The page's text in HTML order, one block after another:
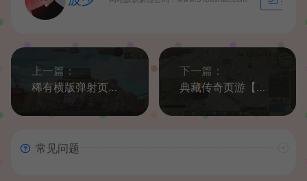
上一篇：
稀有横版弹射页游【火影堂】最新整理Win系一键即玩服务端+详细搭建教程
下一篇：
典藏传奇页游【龙城】最新整理Win系一键即玩服务端+GM工具+详细搭建教程
常见问题